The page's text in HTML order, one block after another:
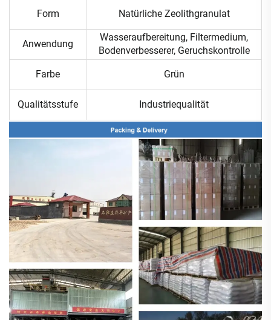
Form Natürliche Zeolithgranulat
Anwendung
Wasseraufbereitung, Filtermedium,
Bodenverbesserer, Geruchskontrolle
Farbe Grün
Qualitätsstufe Industriequalität